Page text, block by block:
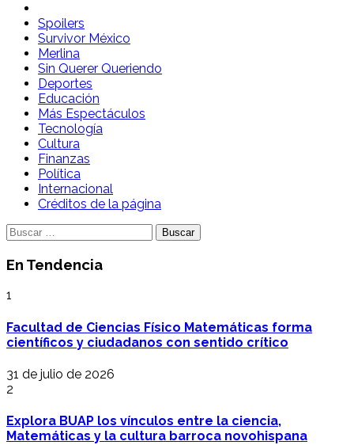
Spoilers Desde la Cuna
Sitio con información sobre series, película, reality shows y
telenovelas
Spoilers
Survivor México
Merlina
Sin Querer Queriendo
Deportes
Educación
Más Espectáculos
Tecnología
Cultura
Finanzas
Política
Internacional
Créditos de la página
Buscar:
En Tendencia
1
Facultad de Ciencias Físico Matemáticas forma
científicos y ciudadanos con sentido crítico
31 de julio de 2026
2
Explora BUAP los vínculos entre la ciencia,
Matemáticas y la cultura barroca novohispana